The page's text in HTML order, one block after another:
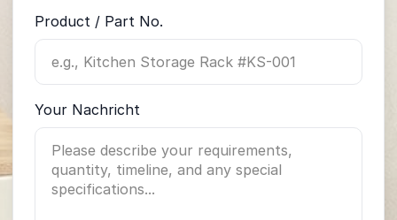
Product / Part No.
Your Nachricht